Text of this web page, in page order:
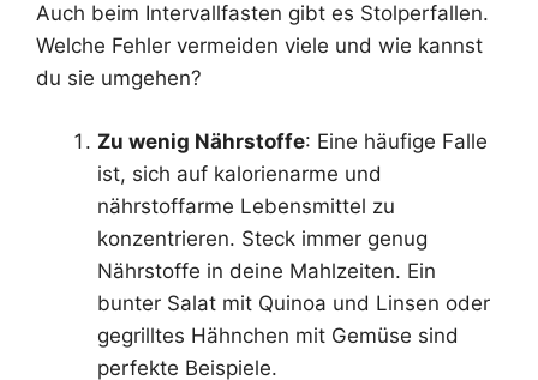
Auch beim Intervallfasten gibt es Stolperfallen.
Welche Fehler vermeiden viele und wie kannst
du sie umgehen?
Zu wenig Nährstoffe: Eine häufige Falle
ist, sich auf kalorienarme und
nährstoffarme Lebensmittel zu
konzentrieren. Steck immer genug
Nährstoffe in deine Mahlzeiten. Ein
bunter Salat mit Quinoa und Linsen oder
gegrilltes Hähnchen mit Gemüse sind
perfekte Beispiele.